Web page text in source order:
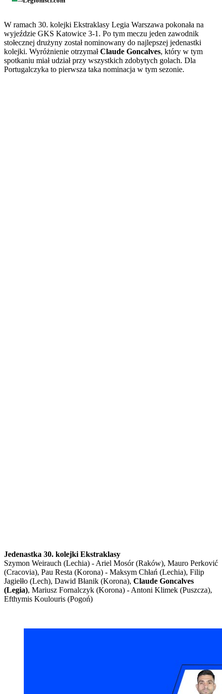
W ramach 30. kolejki Ekstraklasy Legia Warszawa pokonała na
wyjeździe GKS Katowice 3-1. Po tym meczu jeden zawodnik
stołecznej drużyny został nominowany do najlepszej jedenastki
kolejki. Wyróżnienie otrzymałClaude Goncalves, który w tym
spotkaniu miał udział przy wszystkich zdobytych golach. Dla
Portugalczyka to pierwsza taka nominacja w tym sezonie.
Jedenastka 30. kolejki Ekstraklasy
Szymon Weirauch (Lechia) - Ariel Mosór (Raków), Mauro Perković
(Cracovia), Pau Resta (Korona) - Maksym Chłań (Lechia), Filip
Jagiełło (Lech), Dawid Błanik (Korona), Claude Goncalves
(Legia), Mariusz Fornalczyk (Korona) - Antoni Klimek (Puszcza),
Efthymis Koulouris (Pogoń)